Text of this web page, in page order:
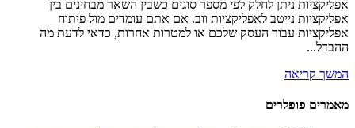
אפליקציות ניתן לחלק לפי מספר סוגים כשבין השאר מבחינים בין
אפליקציות נייטב לאפליקציות ווב. אם אתם עומדים מול פיתוח
אפליקציות עבור העסק שלכם או למטרות אחרות, כדאי לדעת מה
ההבדל...
המשך קריאה
מאמרים פופלרים